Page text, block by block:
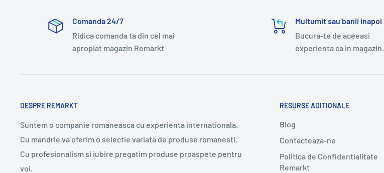
Comanda 24/7
Ridica comanda ta din cel mai
apropiat magazin Remarkt
Multumit sau banii inapoi
Bucura-te de aceeasi
experienta ca in magazin.
DESPRE REMARKT
Suntem o companie romaneasca cu experienta internationala.
Cu mandrie va oferim o selectie variata de produse romanesti.
Cu profesionalism si iubire pregatim produse proaspete pentru
voi.
RESURSE ADITIONALE
Blog
Contacteaza-ne
Politica de Confidentialitate
Remarkt